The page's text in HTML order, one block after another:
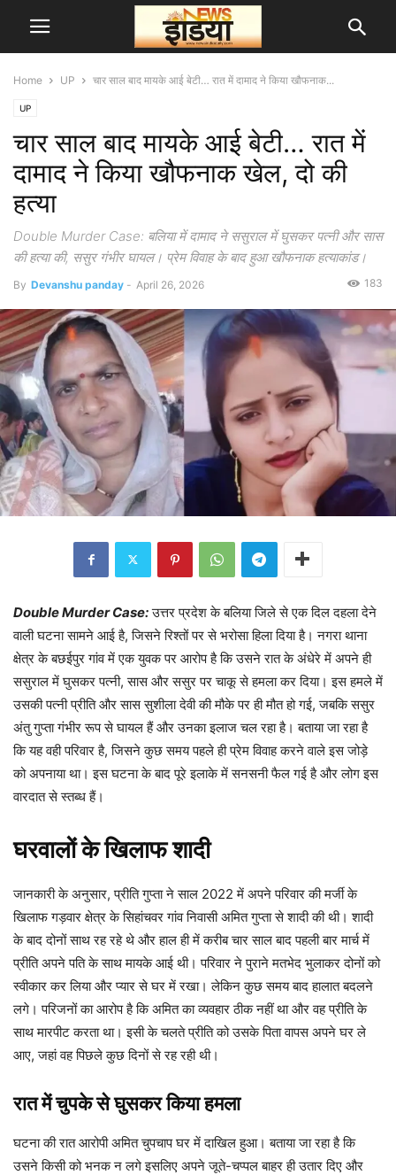
Home UP चार साल बाद मायके आई बेटी… रात में दामाद ने किया खौफनाक...
UP
चार साल बाद मायके आई बेटी… रात में
दामाद ने किया खौफनाक खेल, दो की
हत्या
Double Murder Case: बलिया में दामाद ने ससुराल में घुसकर पत्नी और सास
की हत्या की, ससुर गंभीर घायल। प्रेम विवाह के बाद हुआ खौफनाक हत्याकांड।
By Devanshu panday - April 26, 2026 183
Double Murder Case:उत्तर प्रदेश के बलिया जिले से एक दिल दहला देने
वाली घटना सामने आई है, जिसने रिश्तों पर से भरोसा हिला दिया है। नगरा थाना
क्षेत्र के बछईपुर गांव में एक युवक पर आरोप है कि उसने रात के अंधेरे में अपने ही
ससुराल में घुसकर पत्नी, सास और ससुर पर चाकू से हमला कर दिया। इस हमले में
उसकी पत्नी प्रीति और सास सुशीला देवी की मौके पर ही मौत हो गई, जबकि ससुर
अंतु गुप्ता गंभीर रूप से घायल हैं और उनका इलाज चल रहा है। बताया जा रहा है
कि यह वही परिवार है, जिसने कुछ समय पहले ही प्रेम विवाह करने वाले इस जोड़े
को अपनाया था। इस घटना के बाद पूरे इलाके में सनसनी फैल गई है और लोग इस
वारदात से स्तब्ध हैं।
घरवालों के खिलाफ शादी
जानकारी के अनुसार, प्रीति गुप्ता ने साल 2022 में अपने परिवार की मर्जी के
खिलाफ गड़वार क्षेत्र के सिहांचवर गांव निवासी अमित गुप्ता से शादी की थी। शादी
के बाद दोनों साथ रह रहे थे और हाल ही में करीब चार साल बाद पहली बार मार्च में
प्रीति अपने पति के साथ मायके आई थी। परिवार ने पुराने मतभेद भुलाकर दोनों को
स्वीकार कर लिया और प्यार से घर में रखा। लेकिन कुछ समय बाद हालात बदलने
लगे। परिजनों का आरोप है कि अमित का व्यवहार ठीक नहीं था और वह प्रीति के
साथ मारपीट करता था। इसी के चलते प्रीति को उसके पिता वापस अपने घर ले
आए, जहां वह पिछले कुछ दिनों से रह रही थी।
रात में चुपके से घुसकर किया हमला
घटना की रात आरोपी अमित चुपचाप घर में दाखिल हुआ। बताया जा रहा है कि
उसने किसी को भनक न लगे इसलिए अपने जूते-चप्पल बाहर ही उतार दिए और